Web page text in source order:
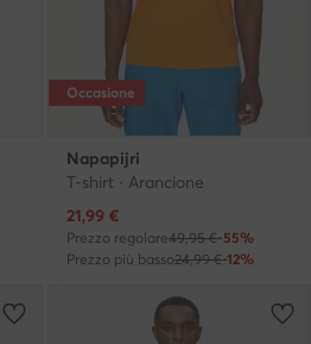
Occasione
Napapijri
T-shirt · Arancione
Prezzo attuale
21,99 €
Prezzo regolare49,95 €-55%
Prezzo più basso24,99 €-12%